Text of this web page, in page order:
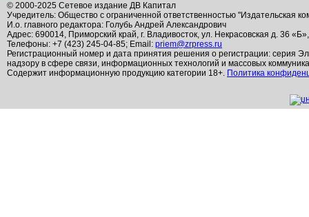
© 2000-2025 Сетевое издание ДВ Капитал
Учредитель: Общество с ограниченной ответственностью "Издательская
И.о. главного редактора: Голубь Андрей Александрович
Адрес: 690014, Приморский край, г. Владивосток, ул. Некрасовская д. 36
Телефоны: +7 (423) 245-04-85; Email: priem@zrpress.ru
Регистрационный номер и дата принятия решения о регистрации: серия
надзору в сфере связи, информационных технологий и массовых
Содержит информационную продукцию категории 18+. Политика